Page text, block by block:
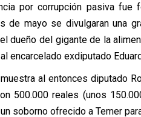
por corrupción pasiva fue
de mayo se divulgaran una
dueño del gigante de la
encarcelado exdiputado
al entonces diputado
500.000 reales (unos
soborno ofrecido a Temer